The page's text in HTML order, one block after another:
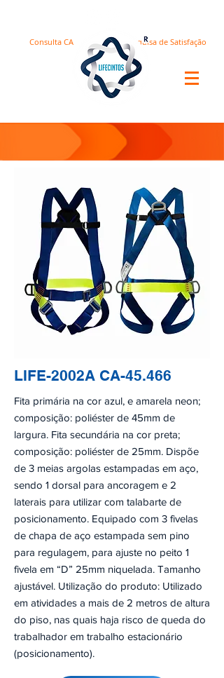
Pesquisa de Satisfação
Consulta CA
LIFE-2002A CA-45.466
Fita primária na cor azul, e amarela neon;
composição: poliéster de 45mm de
largura. Fita secundária na cor preta;
composição: poliéster de 25mm. Dispõe
de 3 meias argolas estampadas em aço,
sendo 1 dorsal para ancoragem e 2
laterais para utilizar com talabarte de
posicionamento. Equipado com 3 fivelas
de chapa de aço estampada sem pino
para regulagem, para ajuste no peito 1
fivela em “D” 25mm niquelada. Tamanho
ajustável. Utilização do produto: Utilizado
em atividades a mais de 2 metros de altura
do piso, nas quais haja risco de queda do
trabalhador em trabalho estacionário
(posicionamento).